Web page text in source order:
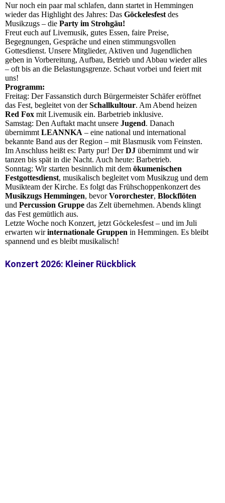
Nur noch ein paar mal schlafen, dann startet in Hemmingen
wieder das Highlight des Jahres: Das Göckelesfest des
Musikzugs – die Party im Strohgäu!
Freut euch auf Livemusik, gutes Essen, faire Preise,
Begegnungen, Gespräche und einen stimmungsvollen
Gottesdienst. Unsere Mitglieder, Aktiven und Jugendlichen
geben in Vorbereitung, Aufbau, Betrieb und Abbau wieder alles
– oft bis an die Belastungsgrenze. Schaut vorbei und feiert mit
uns!
Programm:
Freitag: Der Fassanstich durch Bürgermeister Schäfer eröffnet
das Fest, begleitet von derSchallkultour. Am Abend heizen
Red Fox mit Livemusik ein. Barbetrieb inklusive.
Samstag: Den Auftakt macht unsere Jugend. Danach
übernimmt LEANNKA – eine national und international
bekannte Band aus der Region – mit Blasmusik vom Feinsten.
Im Anschluss heißt es: Party pur! DerDJ übernimmt und wir
tanzen bis spät in die Nacht. Auch heute: Barbetrieb.
Sonntag: Wir starten besinnlich mit dem ökumenischen
Festgottesdienst, musikalisch begleitet vom Musikzug und dem
Musikteam der Kirche. Es folgt das Frühschoppenkonzert des
Musikzugs Hemmingen, bevorVororchester, Blockflöten
und Percussion Gruppe das Zelt übernehmen. Abends klingt
das Fest gemütlich aus.
Letzte Woche noch Konzert, jetzt Göckelesfest – und im Juli
erwarten wirinternationale Gruppen in Hemmingen. Es bleibt
spannend und es bleibt musikalisch!
Konzert 2026: Kleiner Rückblick